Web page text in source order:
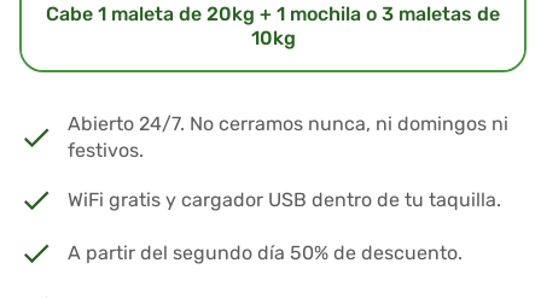
Cabe 1 maleta de 20kg + 1 mochila o 3 maletas de
10kg
Abierto 24/7. No cerramos nunca, ni domingos ni
festivos.
WiFi gratis y cargador USB dentro de tu taquilla.
A partir del segundo día 50% de descuento.